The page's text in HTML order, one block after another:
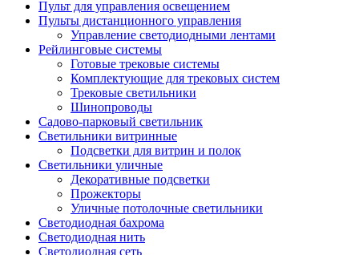
Пульт для управления освещением
Пульты дистанционного управления
Управление светодиодными лентами
Рейлинговые системы
Готовые трековые системы
Комплектующие для трековых систем
Трековые светильники
Шинопроводы
Садово-парковый светильник
Светильники витринные
Подсветки для витрин и полок
Светильники уличные
Декоративные подсветки
Прожекторы
Уличные потолочные светильники
Светодиодная бахрома
Светодиодная нить
Светодиодная сеть